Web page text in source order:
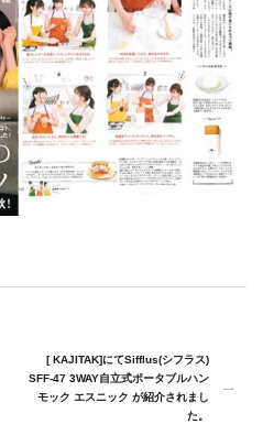
[ KAJITAK]にてSifflus(シフラス)
SFF-47 3WAY自立式ポータブルハン
モック エスニック が紹介されまし
た。